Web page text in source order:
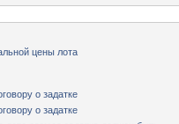
цены лота
о задатке
о задатке